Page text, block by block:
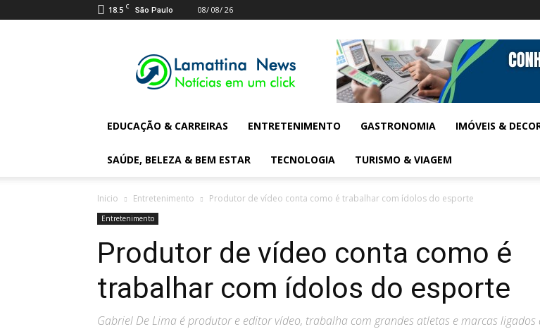
18.5 C São Paulo 08/ 08/ 26
Digital
News
EDUCAÇÃO & CARREIRAS ENTRETENIMENTO GASTRONOMIA IMÓVEIS &
SAÚDE, BELEZA & BEM ESTAR TECNOLOGIA TURISMO & VIAGEM
Inicio Entretenimento Produtor de vídeo conta como é trabalhar com ídolos do esporte
Entretenimento
Produtor de vídeo conta como é
trabalhar com ídolos do esporte
Gabriel De Lima é produtor e editor vídeo, trabalha com grandes atletas e marcas ligados